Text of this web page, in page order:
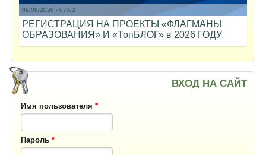
09/06/2026 - 07:03
РЕГИСТРАЦИЯ НА ПРОЕКТЫ «ФЛАГМАНЫ
ОБРАЗОВАНИЯ» И «ТопБЛОГ» в 2026 ГОДУ
ВХОД НА САЙТ
Имя пользователя *
Пароль *